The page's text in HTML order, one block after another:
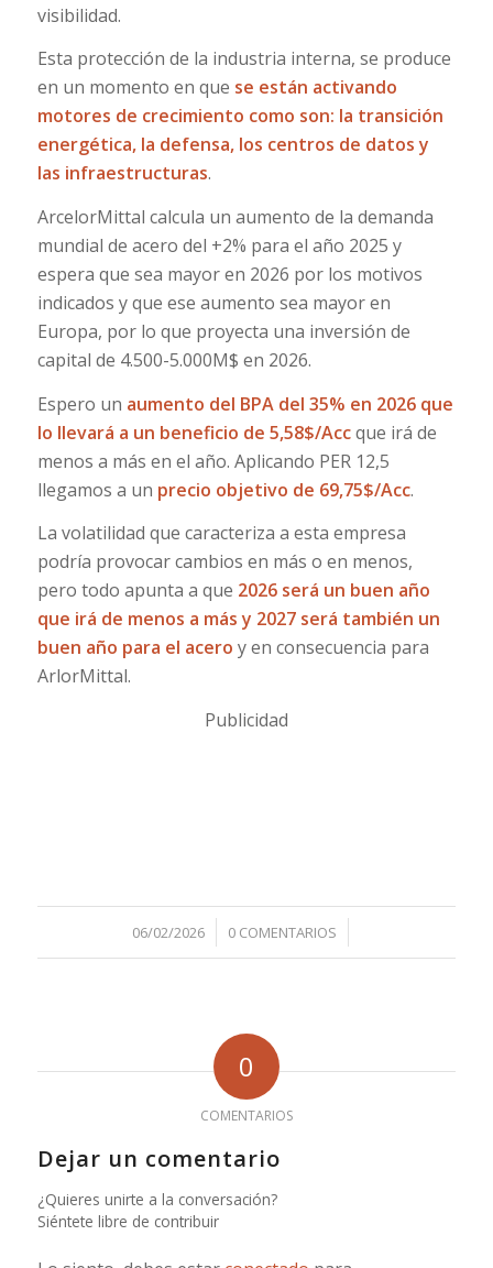
visibilidad.
Esta protección de la industria interna, se produce
en un momento en que se están activando
motores de crecimiento como son: la transición
energética, la defensa, los centros de datos y
las infraestructuras.
ArcelorMittal calcula un aumento de la demanda
mundial de acero del +2% para el año 2025 y
espera que sea mayor en 2026 por los motivos
indicados y que ese aumento sea mayor en
Europa, por lo que proyecta una inversión de
capital de 4.500-5.000M$ en 2026.
Espero un aumento del BPA del 35% en 2026 que
lo llevará a un beneficio de 5,58$/Accque irá de
menos a más en el año. Aplicando PER 12,5
llegamos a un precio objetivo de 69,75$/Acc.
La volatilidad que caracteriza a esta empresa
podría provocar cambios en más o en menos,
pero todo apunta a que 2026 será un buen año
que irá de menos a más y 2027 será también un
buen año para el acero y en consecuencia para
ArlorMittal.
Publicidad
06/02/2026
/ 0 COMENTARIOS
/
0
COMENTARIOS
Dejar un comentario
¿Quieres unirte a la conversación?
Siéntete libre de contribuir